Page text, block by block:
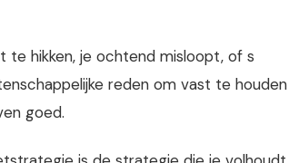
te hikken, je ochtend misloopt, of s
reden om vast te houden
goed.